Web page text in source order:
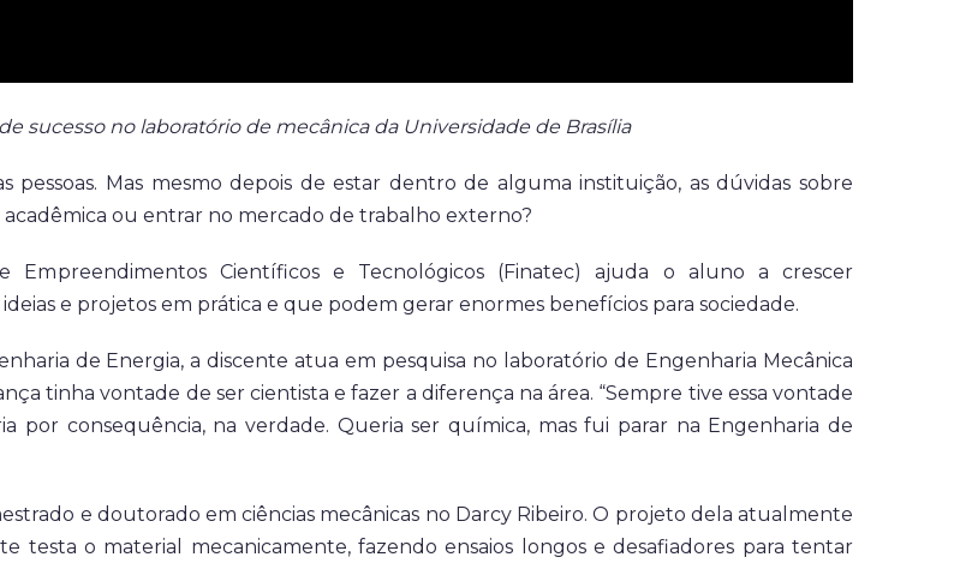
sucesso no laboratório de mecânica da Universidade de Brasília
Mas mesmo depois de estar dentro de alguma instituição, as dúvidas sobre
ou entrar no mercado de trabalho externo?
Científicos e Tecnológicos (Finatec) ajuda o aluno a crescer
e projetos em prática e que podem gerar enormes benefícios para sociedade.
de Energia, a discente atua em pesquisa no laboratório de Engenharia Mecânica
tinha vontade de ser cientista e fazer a diferença na área. “Sempre tive essa vontade
por consequência, na verdade. Queria ser química, mas fui parar na Engenharia de
e doutorado em ciências mecânicas no Darcy Ribeiro. O projeto dela atualmente
testa o material mecanicamente, fazendo ensaios longos e desafiadores para tentar